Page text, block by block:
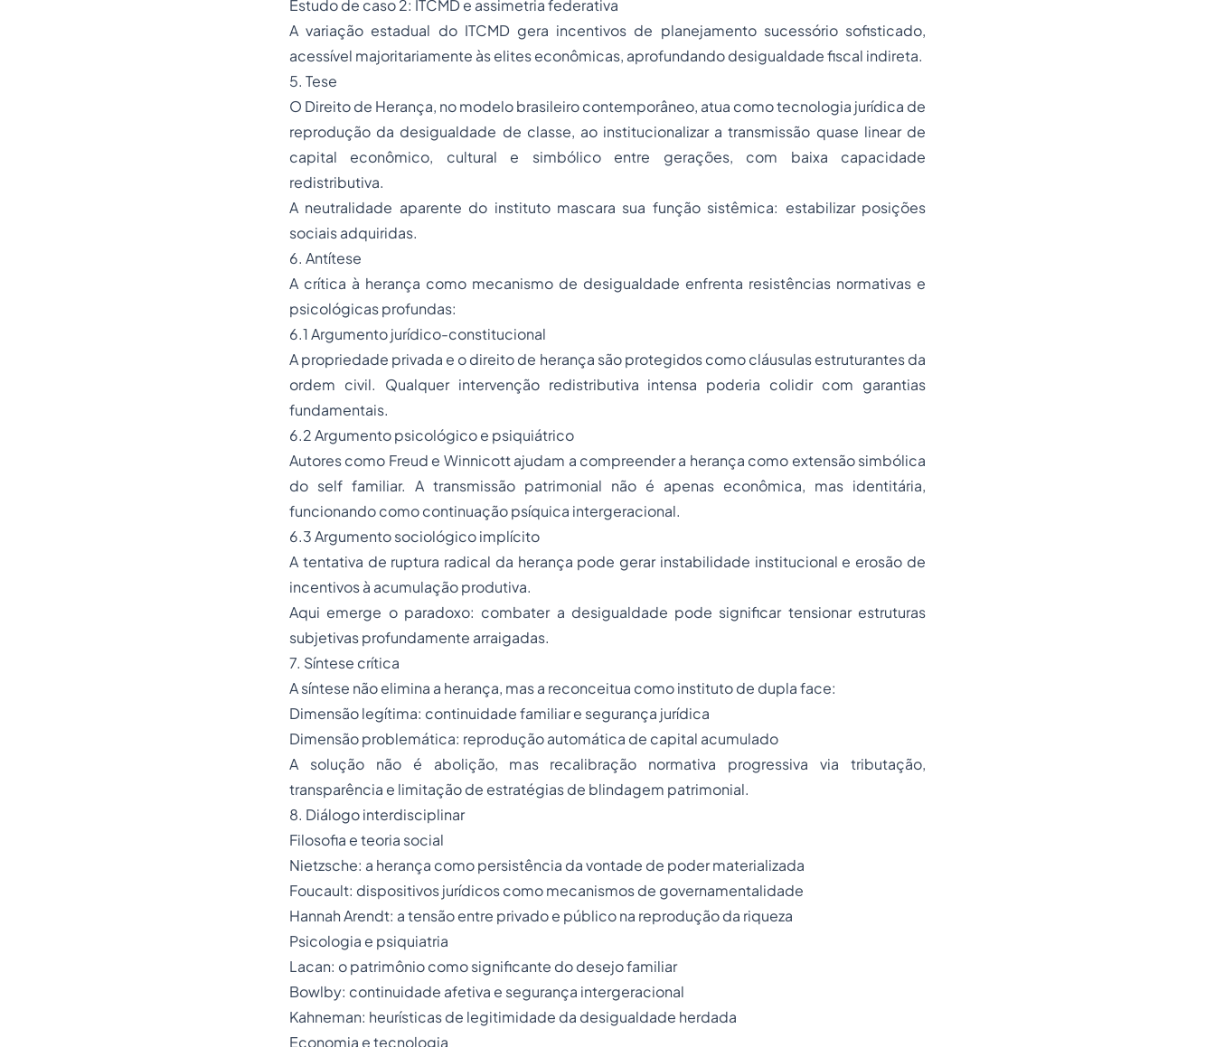
Estudo de caso 2: ITCMD e assimetria federativa
A variação estadual do ITCMD gera incentivos de planejamento sucessório sofisticado,
acessível majoritariamente às elites econômicas, aprofundando desigualdade fiscal indireta.
5. Tese
O Direito de Herança, no modelo brasileiro contemporâneo, atua como tecnologia jurídica de
reprodução da desigualdade de classe, ao institucionalizar a transmissão quase linear de
capital econômico, cultural e simbólico entre gerações, com baixa capacidade
redistributiva.
A neutralidade aparente do instituto mascara sua função sistêmica: estabilizar posições
sociais adquiridas.
6. Antítese
A crítica à herança como mecanismo de desigualdade enfrenta resistências normativas e
psicológicas profundas:
6.1 Argumento jurídico-constitucional
A propriedade privada e o direito de herança são protegidos como cláusulas estruturantes da
ordem civil. Qualquer intervenção redistributiva intensa poderia colidir com garantias
fundamentais.
6.2 Argumento psicológico e psiquiátrico
Autores como Freud e Winnicott ajudam a compreender a herança como extensão simbólica
do self familiar. A transmissão patrimonial não é apenas econômica, mas identitária,
funcionando como continuação psíquica intergeracional.
6.3 Argumento sociológico implícito
A tentativa de ruptura radical da herança pode gerar instabilidade institucional e erosão de
incentivos à acumulação produtiva.
Aqui emerge o paradoxo: combater a desigualdade pode significar tensionar estruturas
subjetivas profundamente arraigadas.
7. Síntese crítica
A síntese não elimina a herança, mas a reconceitua como instituto de dupla face:
Dimensão legítima: continuidade familiar e segurança jurídica
Dimensão problemática: reprodução automática de capital acumulado
A solução não é abolição, mas recalibração normativa progressiva via tributação,
transparência e limitação de estratégias de blindagem patrimonial.
8. Diálogo interdisciplinar
Filosofia e teoria social
Nietzsche: a herança como persistência da vontade de poder materializada
Foucault: dispositivos jurídicos como mecanismos de governamentalidade
Hannah Arendt: a tensão entre privado e público na reprodução da riqueza
Psicologia e psiquiatria
Lacan: o patrimônio como significante do desejo familiar
Bowlby: continuidade afetiva e segurança intergeracional
Kahneman: heurísticas de legitimidade da desigualdade herdada
Economia e tecnologia